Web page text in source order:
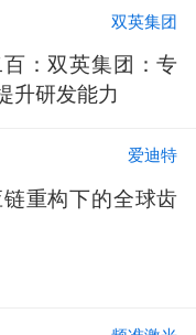
双英集团
：双英集团：专
升研发能力
爱迪特
重构下的全球齿